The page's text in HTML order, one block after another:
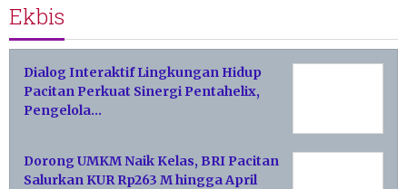
Ekbis
Dialog Interaktif Lingkungan Hidup
Pacitan Perkuat Sinergi Pentahelix,
Pengelola…
Dorong UMKM Naik Kelas, BRI Pacitan
Salurkan KUR Rp263 M hingga April